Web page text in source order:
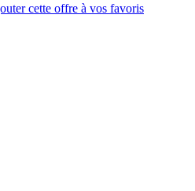
cette offre à vos favoris